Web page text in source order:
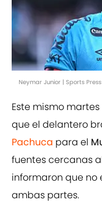
Neymar Junior | Sports
Este mismo
que el delantero
Pachuca para el
fuentes cercanas
informaron que no
ambas partes.